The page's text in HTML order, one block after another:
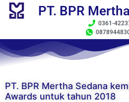
PT. BPR
0361-
PT. BPR Mertha Sedana
Awards untuk tahun 2018